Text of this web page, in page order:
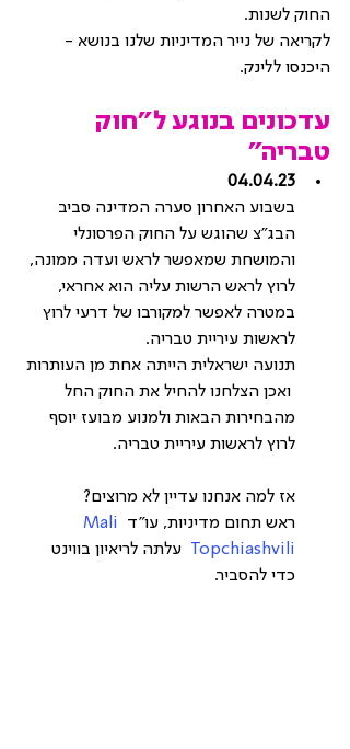
החוק לשנות.
לקריאה של נייר המדיניות שלנו בנושא -
היכנסו ללינק.
עדכונים בנוגע ל"חוק
טבריה"
04.04.23
בשבוע האחרון סערה המדינה סביב
הבג״צ שהוגש על החוק הפרסונלי
והמושחת שמאפשר לראש ועדה ממונה,
לרוץ לראש הרשות עליה הוא אחראי,
במטרה לאפשר למקורבו של דרעי לרוץ
לראשות עיריית טבריה.
תנועה ישראלית הייתה אחת מן העותרות
ואכן הצלחנו להחיל את החוק החל
מהבחירות הבאות ולמנוע מבועז יוסף
לרוץ לראשות עיריית טבריה.
אז למה אנחנו עדיין לא מרוצים?
ראש תחום מדיניות, עו"ד
Mali
Topchiashvili
  עלתה לריאיון בווינט
כדי להסביר.